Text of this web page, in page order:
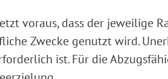
voraus, dass der jeweilige
Zwecke genutzt wird.
ist. Für die